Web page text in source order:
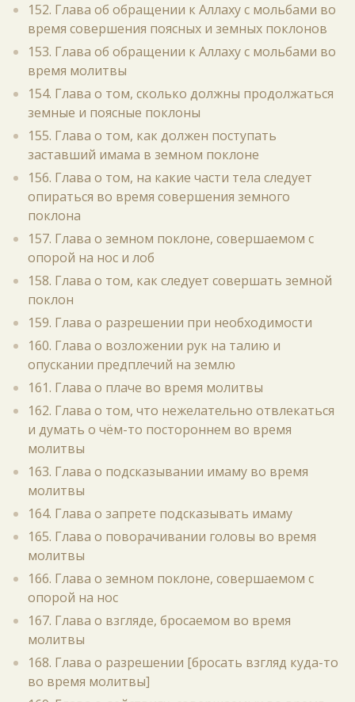
152. Глава об обращении к Аллаху с мольбами во
время совершения поясных и земных поклонов
153. Глава об обращении к Аллаху с мольбами во
время молитвы
154. Глава о том, сколько должны продолжаться
земные и поясные поклоны
155. Глава о том, как должен поступать
заставший имама в земном поклоне
156. Глава о том, на какие части тела следует
опираться во время совершения земного
поклона
157. Глава о земном поклоне, совершаемом с
опорой на нос и лоб
158. Глава о том, как следует совершать земной
поклон
159. Глава о разрешении при необходимости
160. Глава о возложении рук на талию и
опускании предплечий на землю
161. Глава о плаче во время молитвы
162. Глава о том, что нежелательно отвлекаться
и думать о чём-то постороннем во время
молитвы
163. Глава о подсказывании имаму во время
молитвы
164. Глава о запрете подсказывать имаму
165. Глава о поворачивании головы во время
молитвы
166. Глава о земном поклоне, совершаемом с
опорой на нос
167. Глава о взгляде, бросаемом во время
молитвы
168. Глава о разрешении [бросать взгляд куда-то
во время молитвы]